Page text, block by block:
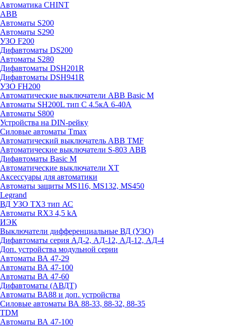
Автоматика CHINT
ABB
Автоматы S200
Автоматы S290
УЗО F200
Дифавтоматы DS200
Автоматы S280
Дифавтоматы DSH201R
Дифавтоматы DSH941R
УЗО FH200
Автоматические выключатели ABB Basic M
Автоматы SH200L тип С 4.5кА 6-40А
Автоматы S800
Устройства на DIN-рейку
Силовые автоматы Tmax
Автоматический выключатель ABB TMF
Автоматические выключатели S-803 АВВ
Дифавтоматы Basic M
Автоматические выключатели XT
Аксессуары для автоматики
Автоматы защиты MS116, MS132, MS450
Legrand
ВД УЗО TX3 тип АС
Автоматы RX3 4,5 kA
ИЭК
Выключатели дифференциальные ВД (УЗО)
Дифавтоматы серия АД-2, АД-12, АД-12, АД-4
Доп. устройства модульной серии
Автоматы ВА 47-29
Автоматы ВА 47-100
Автоматы ВА 47-60
Дифавтоматы (АВДТ)
Автоматы ВА88 и доп. устройства
Силовые автоматы ВА 88-33, 88-32, 88-35
TDM
Автоматы ВА 47-100